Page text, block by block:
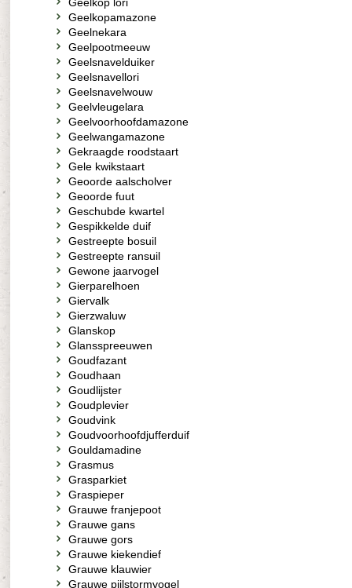
Geelkopamazone
Geelnekara
Geelpootmeeuw
Geelsnavelduiker
Geelsnavellori
Geelsnavelwouw
Geelvleugelara
Geelvoorhoofdamazone
Geelwangamazone
Gekraagde roodstaart
Gele kwikstaart
Geoorde aalscholver
Geoorde fuut
Geschubde kwartel
Gespikkelde duif
Gestreepte bosuil
Gestreepte ransuil
Gewone jaarvogel
Gierparelhoen
Giervalk
Gierzwaluw
Glanskop
Glansspreeuwen
Goudfazant
Goudhaan
Goudlijster
Goudplevier
Goudvink
Goudvoorhoofdjufferduif
Gouldamadine
Grasmus
Grasparkiet
Graspieper
Grauwe franjepoot
Grauwe gans
Grauwe gors
Grauwe kiekendief
Grauwe klauwier
Grauwe pijlstormvogel